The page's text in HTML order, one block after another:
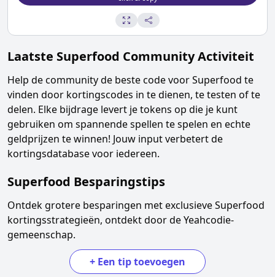
Laatste Superfood Community Activiteit
Help de community de beste code voorSuperfood te
vinden door kortingscodes in te dienen, te testen of te
delen. Elke bijdrage levert je tokens op die je kunt
gebruiken om spannende spellen te spelen en echte
geldprijzen te winnen! Jouw input verbetert de
kortingsdatabase voor iedereen.
Superfood Besparingstips
Ontdek grotere besparingen met exclusieveSuperfood
kortingsstrategieën, ontdekt door de Yeahcodie-
gemeenschap.
+ Een tip toevoegen